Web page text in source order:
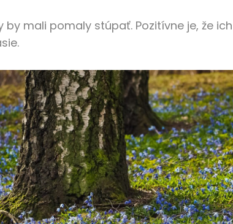
by mali pomaly stúpať. Pozitívne je, že